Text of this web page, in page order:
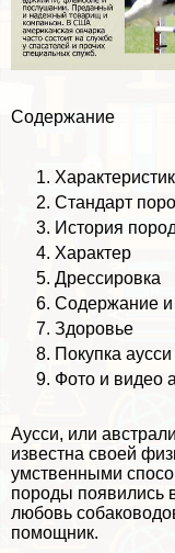
Содержание
Стандарт
История
Хаpaктер
Дрессировка
Содержание и
Здоровье
Покупка аусси
Фото и видео
Аусси, или
известна своей
умственными
породы появились
любовь
помощник.